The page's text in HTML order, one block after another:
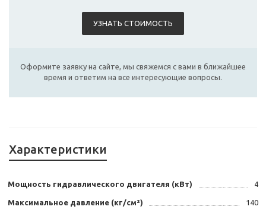
УЗНАТЬ СТОИМОСТЬ
Оформите заявку на сайте, мы свяжемся с вами в ближайшее
время и ответим на все интересующие вопросы.
Характеристики
Мощность гидравлического двигателя (кВт) 4
Максимальное давление (кг/см²) 140